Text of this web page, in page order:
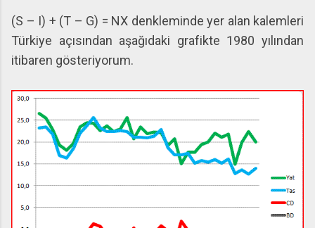
(S – I) + (T – G) = NX denkleminde yer alan kalemleri
Türkiye açısından aşağıdaki grafikte 1980 yılından
itibaren gösteriyorum.